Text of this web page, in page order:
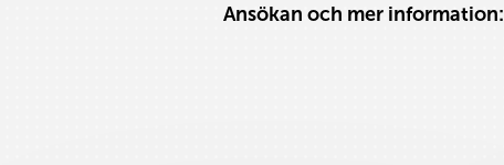
Ansökan och mer information: